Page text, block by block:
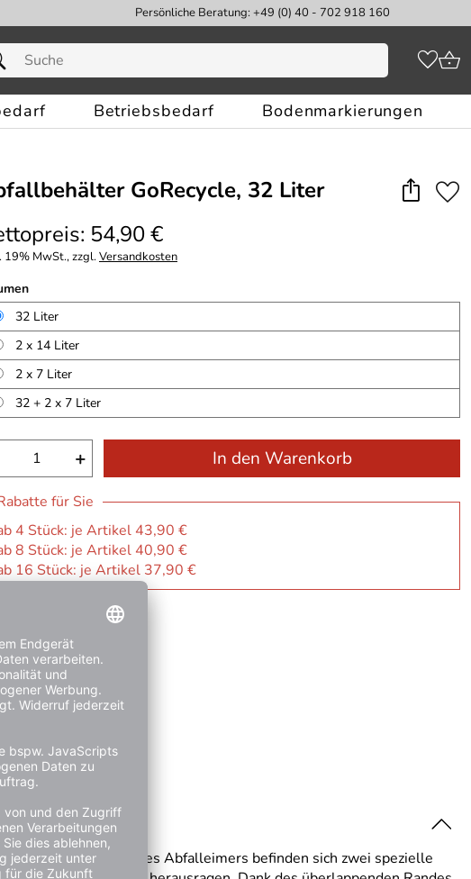
Persönliche Beratung: +49 (0) 40 - 702 918 160
Betriebsbedarf Bodenmarkierungen
GoRecycle, 32 Liter
54,90 €
19% MwSt., zzgl.Versandkosten
32 Liter
2 x 14 Liter
2 x 7 Liter
32 + 2 x 7 Liter
+ In den Warenkorb
für Sie
4 Stück: je Artikel 43,90 €
8 Stück: je Artikel 40,90 €
16 Stück: je Artikel 37,90 €
Einwurföffnung des Abfalleimers befinden sich zwei spezielle